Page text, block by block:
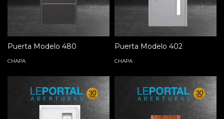
Puerta Modelo 480
CHAPA
Puerta Modelo 402
CHAPA